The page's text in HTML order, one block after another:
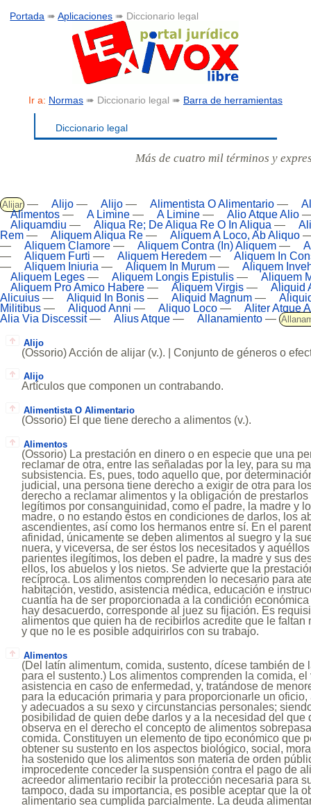
Portada ➠Aplicaciones ➠ Diccionario legal
Ir a: Normas ➠ Diccionario legal ➠ Barra de herramientas
Diccionario legal
Más de cuatro mil términos y
Alijar — Alijo — Alijo — Alimentista O Alimentario —
Alimentos — A Limine — A Limine — Alio Atque Alio
Aliquamdiu — Aliqua Re; De Aliqua Re O In Aliqua —
Rem — Aliquem Aliqua Re — Aliquem A Loco, Ab Aliquo
—
Aliquem Clamore — Aliquem Contra (In) Aliquem —
—
Aliquem Furti — Aliquem Heredem —
Aliquem In
—
Aliquem Iniuria — Aliquem In Murum —
Aliquem
Aliquem Leges — Aliquem Longis Epistulis —
Aliquem
Aliquem Pro Amico Habere — Aliquem Virgis —
Aliquid
Alicuius — Aliquid In Bonis — Aliquid Magnum —
Militibus — Aliquod Anni — Aliquo Loco —
Aliter Atque
Alia Via Discessit— Alius Atque — Allanamiento —
Alijo
(Ossorio) Acción de alijar (v.). | Conjunto de géneros o
Alijo
Artículos que componen un contrabando.
Alimentista O Alimentario
(Ossorio) El que tiene derecho a alimentos (v.).
Alimentos
(Ossorio) La prestación en dinero o en especie que una
reclamar de otra, entre las señaladas por la ley, para su
subsistencia. Es, pues, todo aquello que, por
judicial, una persona tiene derecho a exigir de otra para
derecho a reclamar alimentos y la obligación de
legítimos por consanguinidad, como el padre, la madre y
madre, o no estando éstos en condiciones de darlos, los
ascendientes, así como los hermanos entre sí. En el
afinidad, únicamente se deben alimentos al suegro y la
nuera, y viceversa, de ser éstos los necesitados y
parientes ilegítimos, los deben el padre, la madre y sus
ellos, los abuelos y los nietos. Se advierte que la
recíproca. Los alimentos comprenden lo necesario para
habitación, vestido, asistencia médica, educación e
cuantía ha de ser proporcionada a la condición
hay desacuerdo, corresponde al juez su fijación. Es
alimentos que quien ha de recibirlos acredite que le faltan
y que no le es posible adquirirlos con su trabajo.
Alimentos
(Del latín alimentum, comida, sustento, dícese también de
para el sustento.) Los alimentos comprenden la comida,
asistencia en caso de enfermedad, y, tratándose de
para la educación primaria y para proporcionarle un
y adecuados a su sexo y circunstancias personales;
posibilidad de quien debe darlos y a la necesidad del que
observa en el derecho el concepto de alimentos
comida. Constituyen un elemento de tipo económico que
obtener su sustento en los aspectos biológico, social,
ha sostenido que los alimentos son materia de orden
improcedente conceder la suspensión contra el pago de
acreedor alimentario recibir la protección necesaria para
tampoco, dada su importancia, es posible aceptar que la
alimentario sea cumplida parcialmente. La deuda